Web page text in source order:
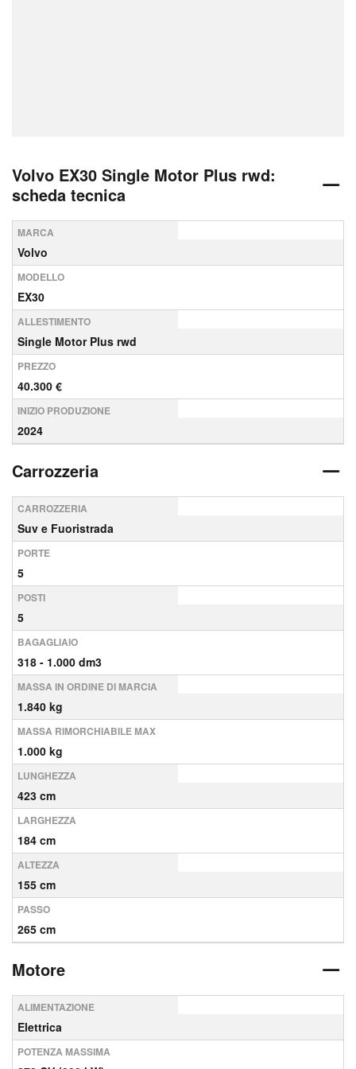
Volvo EX30 Single Motor Plus rwd:
scheda tecnica
MARCA
Volvo
MODELLO
EX30
ALLESTIMENTO
Single Motor Plus rwd
PREZZO
40.300 €
INIZIO PRODUZIONE
2024
Carrozzeria
CARROZZERIA
Suv e Fuoristrada
PORTE
5
POSTI
5
BAGAGLIAIO
318 - 1.000 dm3
MASSA IN ORDINE DI MARCIA
1.840 kg
MASSA RIMORCHIABILE MAX
1.000 kg
LUNGHEZZA
423 cm
LARGHEZZA
184 cm
ALTEZZA
155 cm
PASSO
265 cm
Motore
ALIMENTAZIONE
Elettrica
POTENZA MASSIMA